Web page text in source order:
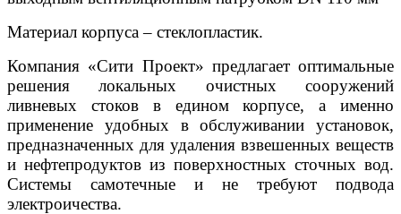
Материал корпуса – стеклопластик.
Компания «Сити Проект» предлагает оптимальные
решения локальных очистных сооружений
ливневых стоков в едином корпусе, а именно
применение удобных в обслуживании установок,
предназначенных для удаления взвешенных веществ
и нефтепродуктов из поверхностных сточных вод.
Системы самотечные и не требуют подвода
электроичества.